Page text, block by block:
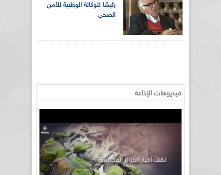
رئيسًا للوكالة الوطنية للأمن
الصحي
فيديوهات الإذاعة